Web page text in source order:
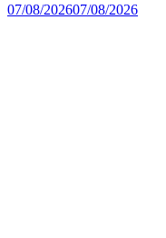
07/08/202607/08/2026